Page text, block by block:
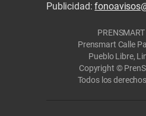
Publicidad:
Prensmart Calle
Pueblo Libre,
Copyright ©
Todos los